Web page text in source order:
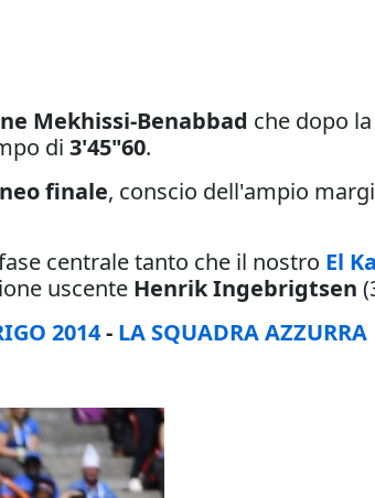
Mekhissi-Benabbad che dopo
di 3'45"60.
finale, conscio dell'ampio
centrale tanto che il nostro El
uscente Henrik Ingebrigtsen
2014- LA SQUADRA AZZURRA